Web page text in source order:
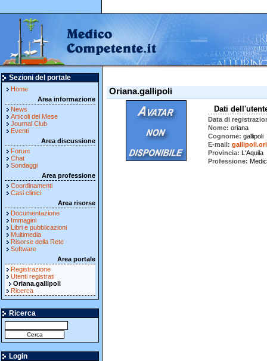
Sezioni del portale
Home
Area informazione
News
Articoli del Mese
Journal Club
Eventi
Area discussione
Forum
Chat
Sondaggi
Area professione
Coordinamenti
Casi clinici
Area risorse
Documentazione
Immagini
Libri e pubblicazioni
Multimedia
Risorse della Rete
Software
Area portale
Registrazione
Utenti registrati
Oriana.gallipoli
Ricerca
Ricerca
Login
Oriana.gallipoli
Dati
Data di
Nome oriana
Cognome gallipoli
E-mail
Provincia L'Aquila
Professione